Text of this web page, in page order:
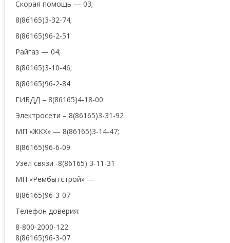
Скорая помощь — 03;
8(86165)3-32-74;
8(86165)96-2-51
Райгаз — 04;
8(86165)3-10-46;
8(86165)96-2-84
ГИБДД – 8(86165)4-18-00
Электросети – 8(86165)3-31-92
МП «ЖКХ» — 8(86165)3-14-47;
8(86165)96-6-09
Узел связи -8(86165) 3-11-31
МП «Рембытстрой» —
8(86165)96-3-07
Телефон доверия:
8-800-2000-122
8(86165)96-3-07